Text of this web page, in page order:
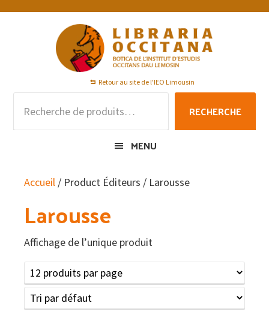
Passer
Passer
Passer
Retour au site de l'IEO Limousin
pour :
RECHERCHE
MENU
Accueil / Product Éditeurs / Larousse
Larousse
Affichage de l’unique produit